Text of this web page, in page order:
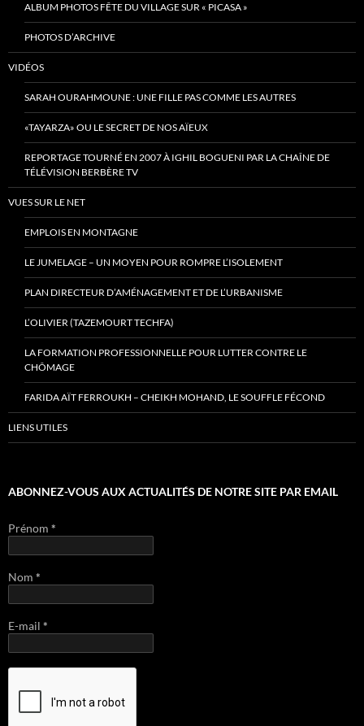
ALBUM PHOTOS FÊTE DU VILLAGE SUR « PICASA »
PHOTOS D’ARCHIVE
VIDÉOS
SARAH OURAHMOUNE : UNE FILLE PAS COMME LES AUTRES
«TAYARZA» OU LE SECRET DE NOS AÏEUX
REPORTAGE TOURNÉ EN 2007 À IGHIL BOGUENI PAR LA CHAÎNE DE
TÉLÉVISION BERBÈRE TV
VUES SUR LE NET
EMPLOIS EN MONTAGNE
LE JUMELAGE – UN MOYEN POUR ROMPRE L’ISOLEMENT
PLAN DIRECTEUR D’AMÉNAGEMENT ET DE L’URBANISME
L’OLIVIER (TAZEMOURT TECHFA)
LA FORMATION PROFESSIONNELLE POUR LUTTER CONTRE LE
CHÔMAGE
FARIDA AÏT FERROUKH – CHEIKH MOHAND, LE SOUFFLE FÉCOND
LIENS UTILES
ABONNEZ-VOUS AUX ACTUALITÉS DE NOTRE SITE PAR EMAIL
Prénom *
Nom *
E-mail *